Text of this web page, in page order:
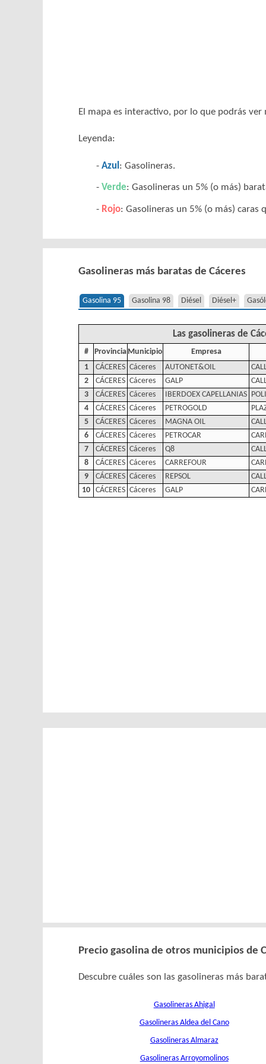
El mapa es interactivo, por lo que podrás
Leyenda:
Azul : Gasolineras.
Verde: Gasolineras un 5% (o más)
Rojo: Gasolineras un 5% (o más) caras
Gasolineras más baratas de Cáceres
Gasolina 95 Gasolina 98 Diésel Diésel+
Las gasolineras de
# Provincia Municipio
Empresa
1
CÁCERES Cáceres AUTONET&OIL
2
CÁCERES Cáceres GALP
3
CÁCERES Cáceres IBERDOEX CAPELLANIAS
4
CÁCERES Cáceres PETROGOLD
5
CÁCERES Cáceres MAGNA OIL
6
CÁCERES Cáceres PETROCAR
7
CÁCERES Cáceres Q8
8
CÁCERES Cáceres CARREFOUR
9
CÁCERES Cáceres REPSOL
10 CÁCERES Cáceres GALP
Precio gasolina de otros municipios de
Descubre cuáles son las gasolineras más
Gasolineras Ahigal
Gasolineras Aldea del Cano
Gasolineras Almaraz
Gasolineras Arroyomolinos